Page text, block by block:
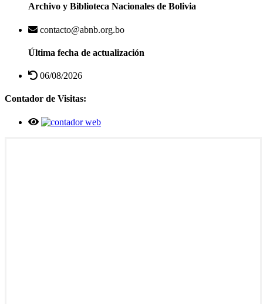
Archivo y Biblioteca Nacionales de Bolivia
contacto@abnb.org.bo
Última fecha de actualización
06/08/2026
Contador de Visitas: